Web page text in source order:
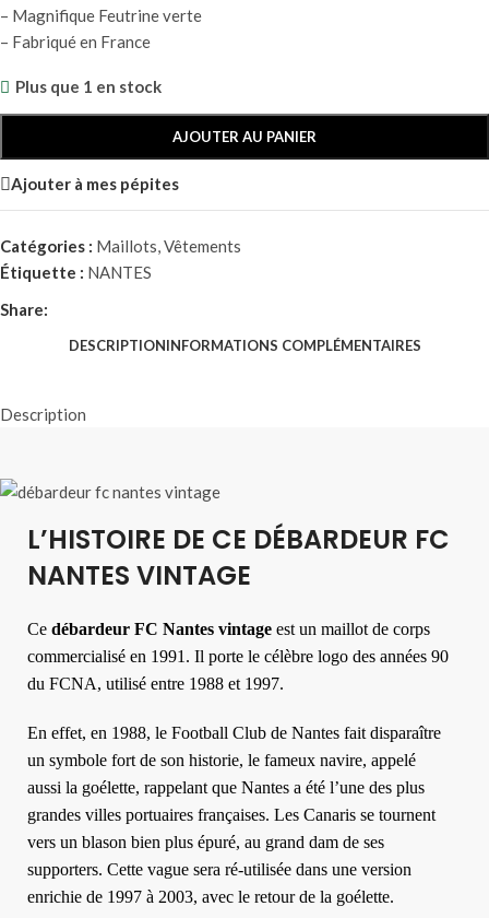
– Magnifique Feutrine verte
– Fabriqué en France
Plus que 1 en stock
AJOUTER AU PANIER
Ajouter à mes pépites
Catégories : Maillots,Vêtements
Étiquette : NANTES
Share:
DESCRIPTIONINFORMATIONS COMPLÉMENTAIRES
Description
L’HISTOIRE DE CE DÉBARDEUR FC
NANTES VINTAGE
Ce débardeur FC Nantes vintage est un maillot de corps
commercialisé en 1991. Il porte le célèbre logo des années 90
du FCNA, utilisé entre 1988 et 1997.
En effet, en 1988, le Football Club de Nantes fait disparaître
un symbole fort de son historie, le fameux navire, appelé
aussi la goélette, rappelant que Nantes a été l’une des plus
grandes villes portuaires françaises. Les Canaris se tournent
vers un blason bien plus épuré, au grand dam de ses
supporters. Cette vague sera ré-utilisée dans une version
enrichie de 1997 à 2003, avec le retour de la goélette.